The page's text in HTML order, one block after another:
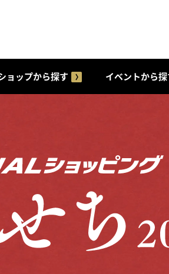
ョップから探す イベントから探